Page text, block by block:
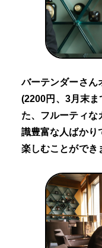
バーテンダーさん
(2200円、3月末
た、フルーティな
識豊富な人ばかり
楽しむことができ